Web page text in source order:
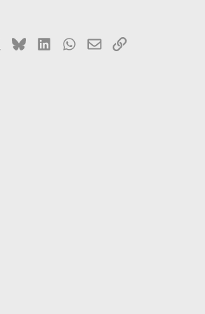
X (Twitter)
BlueskyLinkedInWhatsApp
E-MailLink